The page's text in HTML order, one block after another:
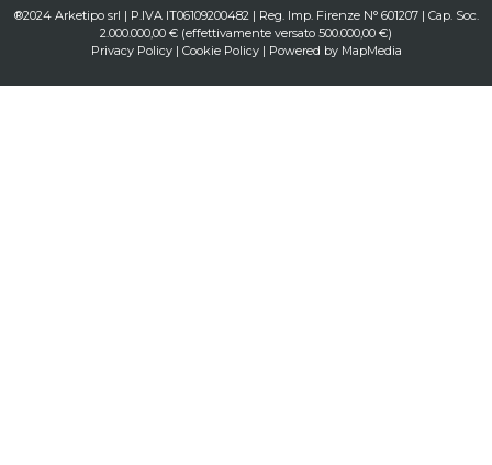
®2024 Arketipo srl | P.IVA IT06109200482 | Reg. Imp. Firenze N° 601207 | Cap. Soc.
2.000.000,00 € (effettivamente versato 500.000,00 €)
Privacy Policy| Cookie Policy| Powered by MapMedia